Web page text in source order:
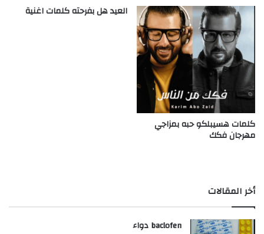
كلمات هسيبلكو حبه بمزاجي
مهرجان فكك
العيد هل بفرحته كلمات اغنية
أخر المقالات
baclofen دواء